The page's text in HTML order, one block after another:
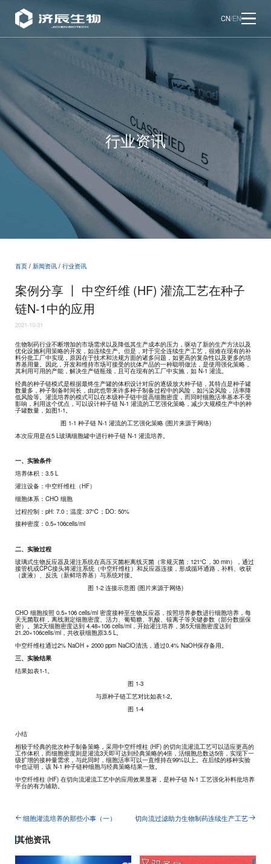
CN/EN
行业资讯
首页/ 新闻资讯/ 行业资讯
案例分享 丨 中空纤维 (HF) 灌流工艺在种子
链N-1中的应用
2021-10-31
生物制药行业不断增加的市场需求以及降低其生产成本的压力，驱动了新的生产方法以及
优化设施利用策略的开发，如连续生产。但是，对于完全连续生产工艺，很难在现有的补
料分批工厂中实现，原因在于技术和法规方面的诸多问题，如更高的复杂性以及更多的培
养基用量。因此，开发和维持市场可接受的抗体产品的一种聪明做法，是使用强化策略，
其利用可用的产能，解决生产链瓶颈，且可在现有的工厂中实施，如 N-1 灌流。
经典的种子链模式是根据最终生产罐的体积设计对应的逐级放大种子链，其特点是种子罐
数量多，种子制备时间长，由此也带来许多种子制备过程中的风险，如污染风险，活率降
低风险等。灌流培养的模式可以在本级种子链中提高细胞密度，而同时细胞活率基本不受
影响，利用这个优点，可以设计种子链 N-1 灌流的工艺强化策略，减少大规模生产中的种
子罐数量，如图1-1。
图 1-1 种子链 N-1 灌流的工艺强化策略 (图片来源于网络)
本次应用是在5 L玻璃细胞罐中进行种子链 N-1 灌流培养。
一、实验条件
培养体积：3.5 L
灌注设备：中空纤维柱（HF）
细胞体系：CHO 细胞
过程控制：pH: 7.0；温度: 37℃；DO: 50%
接种密度：0.5×106cells/ml
二、实验过程
玻璃式生物反应器及灌注系统在高压灭菌柜离线灭菌（常规灭菌：121℃，30 min），通过
接管机或CPC接头将灌注系统（中空纤维柱）和反应器连接，形成循环通路，补料、收获
（废液）、反洗（新鲜培养基）与系统对接。
图 1-2 连接示意图 (图片来源于网络)
CHO 细胞按照 0.5×106cells/ml 密度接种至生物反应器，按照培养参数进行细胞培养，每
天无菌取样，离线测定细胞密度、活力、葡萄糖、乳酸、铵离子等关键参数（部分数据保
密）。第2天细胞密度达到 4.48×106cells/ml，开始灌注培养，第5天细胞密度达到
21.20×106cells/ml，共收获细胞原3.5 L。
中空纤维柱通过2% NaOH + 2000 ppm NaClO清洗，通过0.4% NaOH保存备用。
三、实验结果
结果如表1-1。
图 1-3
与原种子链工艺对比如表1-2。
图 1-4
小结
相较于经典的批次种子制备策略，采用中空纤维柱 (HF) 的切向流灌流工艺可以适应更高的
工作体积，而细胞密度则是灌流3天即可达到经典策略的4倍，活细胞总数达5倍，实现下一
级扩增的接种量需求，与此同时，细胞活率可以一直维持在99%以上。在后续的移种实验
中也证明，该 N-1 种子链种细胞与经典策略结果一致。
中空纤维柱 (HF) 在切向流灌流工艺中的应用效果显著，是种子链 N-1 工艺强化补料批培养
平台的有力辅助。
细胞灌流培养的那些小事（一） 切向流过滤助力生物制药连续生产工艺
其他资讯